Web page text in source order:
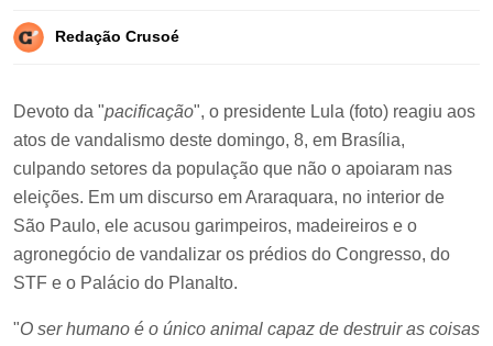
Redação Crusoé
Devoto da "pacificação", o presidente Lula (foto) reagiu aos
atos de vandalismo deste domingo, 8, em Brasília,
culpando setores da população que não o apoiaram nas
eleições. Em um discurso em Araraquara, no interior de
São Paulo, ele acusou garimpeiros, madeireiros e o
agronegócio de vandalizar os prédios do Congresso, do
STF e o Palácio do Planalto.
"O ser humano é o único animal capaz de destruir as coisas